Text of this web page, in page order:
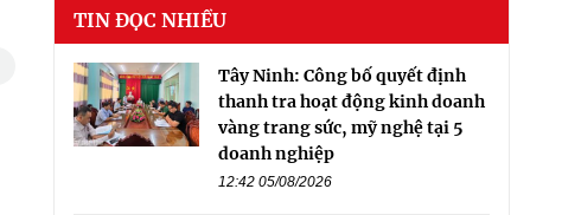
TIN ĐỌC NHIỀU
Tây Ninh: Công bố quyết định
thanh tra hoạt động kinh doanh
vàng trang sức, mỹ nghệ tại 5
doanh nghiệp
12:42 05/08/2026